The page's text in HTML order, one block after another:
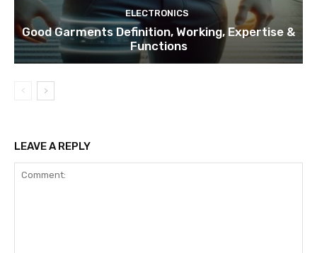
ELECTRONICS
Good Garments Definition, Working, Expertise &
Functions
LEAVE A REPLY